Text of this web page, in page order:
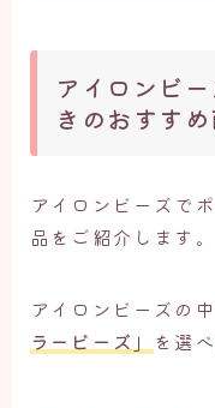
アイロンビ
きのおすす
アイロンビーズで
品をご紹介します。
アイロンビーズの
ラービーズ」 を選